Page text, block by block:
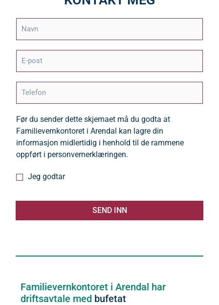
v
n
p
o
t
l
e
f
o
n
Før du sender dette skjemaet må du godta at
Familievernkontoret i Arendal kan lagre din
informasjon midlertidig i henhold til de rammene
oppført i personvernerklæringen.
G
t
*
Jeg godtar
SEND INN
Familievernkontoret i Arendal har
driftsavtale med bufetat